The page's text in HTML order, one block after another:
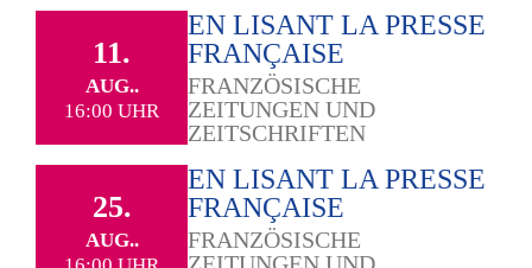
11.
AUG..
16:00 UHR
EN LISANT LA PRESSE
FRANÇAISE
FRANZÖSISCHE
ZEITUNGEN UND
ZEITSCHRIFTEN
25.
AUG..
EN LISANT LA PRESSE
FRANÇAISE
FRANZÖSISCHE